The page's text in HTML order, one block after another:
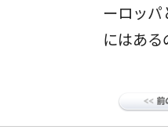
ーロッ
にはあ